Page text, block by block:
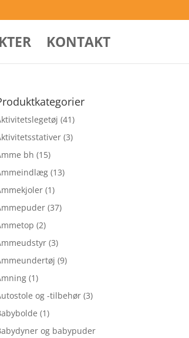
KONTAKT
(41)
(3)
bh (15)
(13)
(1)
(37)
(2)
(3)
(9)
(1)
og -tilbehør (3)
(1)
og babypuder